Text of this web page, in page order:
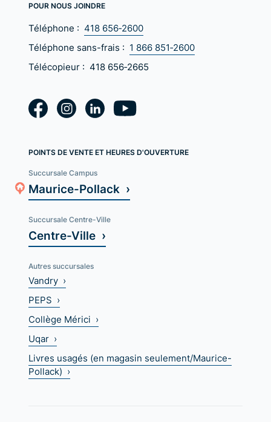
POUR NOUS JOINDRE
Téléphone : 418 656‑2600
Téléphone sans-frais : 1 866 851‑2600
Télécopieur : 418 656‑2665
POINTS DE VENTE ET HEURES D'OUVERTURE
Succursale Campus
Maurice-Pollack ›
Succursale Centre-Ville
Centre-Ville ›
Autres succursales
Vandry ›
PEPS ›
Collège Mérici ›
Uqar ›
Livres usagés (en magasin seulement/Maurice-
Pollack) ›